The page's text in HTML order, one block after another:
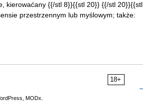
kierowaćany {{/stl 8}}{{stl 20}} {{/stl 20}}{{stl
przestrzennym lub myślowym; także:
18+
MODx.